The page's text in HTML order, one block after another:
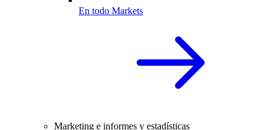
En todo Markets
Marketing e informes y estadísticas